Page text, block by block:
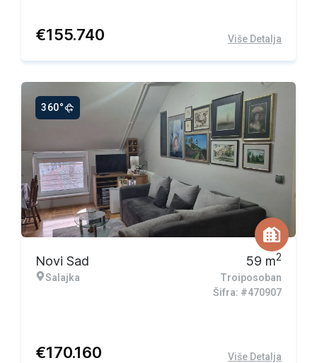
€155.740 Više Detalja
360°
Novi Sad
Salajka
59 m2
Troiposoban
Šifra: #470907
€170.160 Više Detalja